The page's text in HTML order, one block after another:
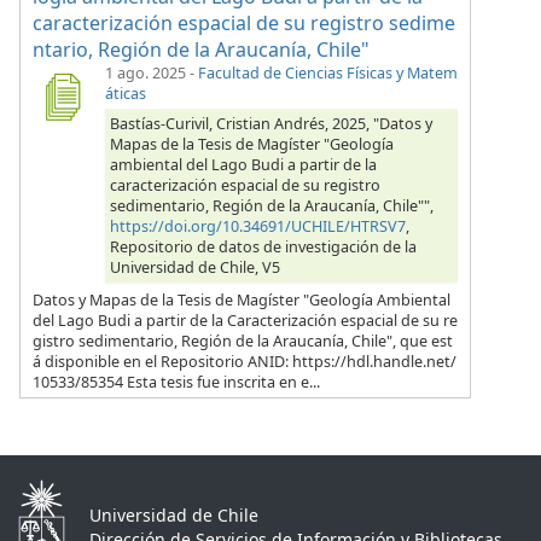
caracterización espacial de su registro sedime
ntario, Región de la Araucanía, Chile"
1 ago. 2025- Facultad de Ciencias Físicas y Matem
áticas
Bastías-Curivil, Cristian Andrés, 2025, "Datos y
Mapas de la Tesis de Magíster "Geología
ambiental del Lago Budi a partir de la
caracterización espacial de su registro
sedimentario, Región de la Araucanía, Chile"",
https://doi.org/10.34691/UCHILE/HTRSV7,
Repositorio de datos de investigación de la
Universidad de Chile, V5
Datos y Mapas de la Tesis de Magíster "Geología Ambiental
del Lago Budi a partir de la Caracterización espacial de su re
gistro sedimentario, Región de la Araucanía, Chile", que est
á disponible en el Repositorio ANID: https://hdl.handle.net/
10533/85354 Esta tesis fue inscrita en e...
Universidad de Chile